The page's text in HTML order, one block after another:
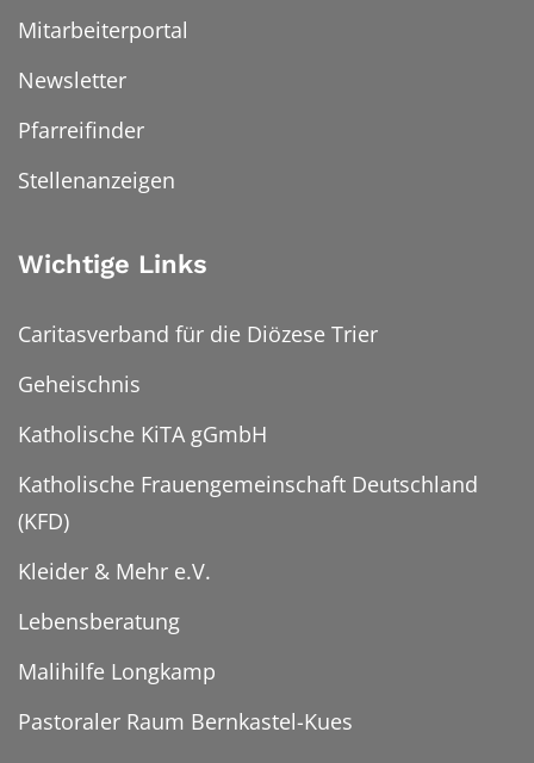
Mitarbeiterportal
Newsletter
Pfarreifinder
Stellenanzeigen
Wichtige Links
Caritasverband für die Diözese Trier
Geheischnis
Katholische KiTA gGmbH
Katholische Frauengemeinschaft Deutschland
(KFD)
Kleider & Mehr e.V.
Lebensberatung
Malihilfe Longkamp
Pastoraler Raum Bernkastel-Kues